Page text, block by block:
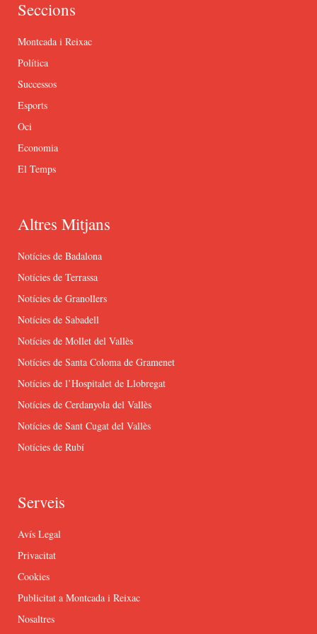
Seccions
Montcada i Reixac
Política
Successos
Esports
Oci
Economia
El Temps
Altres Mitjans
Notícies de Badalona
Notícies de Terrassa
Notícies de Granollers
Notícies de Sabadell
Notícies de Mollet del Vallès
Notícies de Santa Coloma de Gramenet
Notícies de l’Hospitalet de Llobregat
Notícies de Cerdanyola del Vallès
Notícies de Sant Cugat del Vallès
Notícies de Rubí
Serveis
Avís Legal
Privacitat
Cookies
Publicitat a Montcada i Reixac
Nosaltres